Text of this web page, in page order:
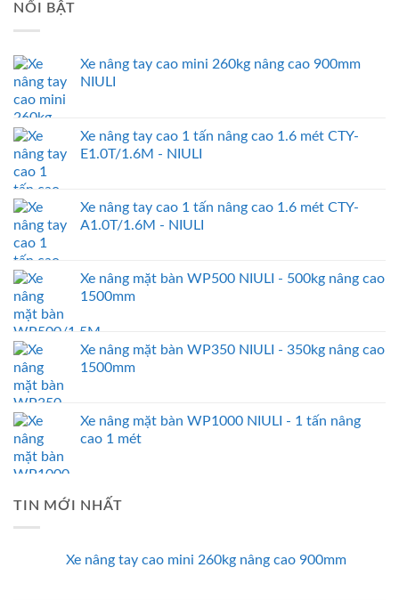
NỔI BẬT
Xe nâng tay cao mini 260kg nâng cao 900mm
NIULI
Xe nâng tay cao 1 tấn nâng cao 1.6 mét CTY-
E1.0T/1.6M - NIULI
Xe nâng tay cao 1 tấn nâng cao 1.6 mét CTY-
A1.0T/1.6M - NIULI
Xe nâng mặt bàn WP500 NIULI - 500kg nâng cao
1500mm
Xe nâng mặt bàn WP350 NIULI - 350kg nâng cao
1500mm
Xe nâng mặt bàn WP1000 NIULI - 1 tấn nâng
cao 1 mét
TIN MỚI NHẤT
Xe nâng tay cao mini 260kg nâng cao 900mm